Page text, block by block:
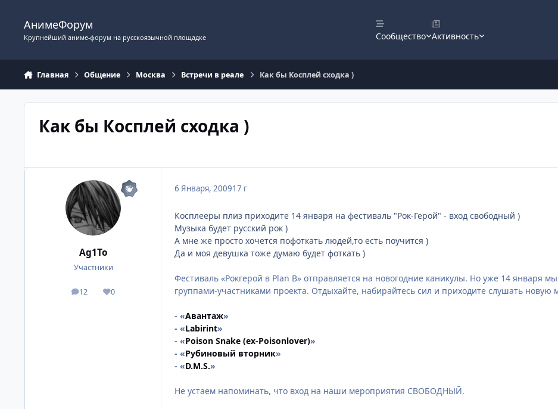
АнимеФорум
Крупнейший аниме-форум на русскоязычной площадке Сообщество Активность
Главная Общение Москва Встречи в реале Как бы Косплей сходка )
Как бы Косплей сходка )
Ag1To
Участники
12
посты 0
Репутация
6 Января, 200917 г
Косплееры плиз приходите 14 января на фестиваль "Рок-Герой" - вход свободный )
Музыка будет русский рок )
А мне же просто хочется пофоткать людей,то есть поучится )
Да и моя девушка тоже думаю будет фоткать )
Фестиваль «Рокгерой в Plan B» отправляется на новогодние каникулы. Но уже 14 января
группами-участниками проекта. Отдыхайте, набирайтесь сил и приходите слушать новую
- «Авантаж»
- «Labirint»
- «Poison Snake (ex-Poisonlover)»
- «Рубиновый вторник»
- «D.M.S.»
Не устаем напоминать, что вход на наши мероприятия СВОБОДНЫЙ.